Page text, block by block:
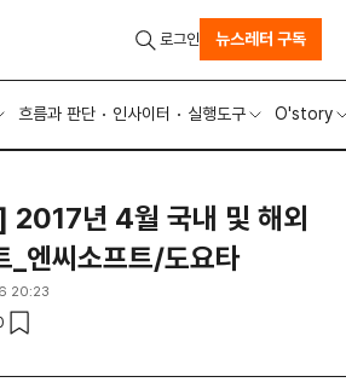
흐름과 판단 인사이터 실행도구 O'story
로그인 뉴스레터 구독
년 4월 국내 및 해외
_엔씨소프트/도요타
20:23